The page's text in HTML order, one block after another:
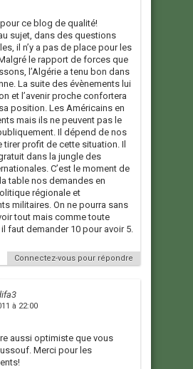
ce blog de qualité!
sujet, dans des questions
il n’y a pas de place pour les
le rapport de forces que
l’Algérie a tenu bon dans
La suite des évènements lui
et l’avenir proche confortera
position. Les Américains en
mais ils ne peuvent pas le
Il dépend de nos
tirer profit de cette situation. Il
dans la jungle des
C’est le moment de
table nos demandes en
régionale et
militaires. On ne pourra sans
tout mais comme toute
faut demander 10 pour avoir 5.
Connectez-vous pour répondre
à 22:00
aussi optimiste que vous
Merci pour les